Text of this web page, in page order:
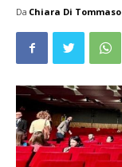
Da Chiara Di Tommaso